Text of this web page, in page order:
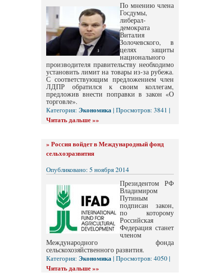
По мнению члена
Госдумы,
либерал-
демократа
Виталия
Золочевского, в
целях защиты
национального
производителя правительству необходимо
установить лимит на товары из-за рубежа.
С соответствующим предложением член
ЛДПР обратился к своим коллегам,
предложив внести поправки в закон «О
торговле».
Категория: Экономика| Просмотров: 3841 |
Читать дальше »»
» Россия войдет в Международный фонд
сельхозразвития
Опубликовано: 5 ноября 2014
Президентом РФ
Владимиром
Путиным
подписан закон,
по которому
Российская
Федерация станет
членом
Международного фонда
сельскохозяйственного развития.
Категория: Экономика| Просмотров: 4050 |
Читать дальше »»